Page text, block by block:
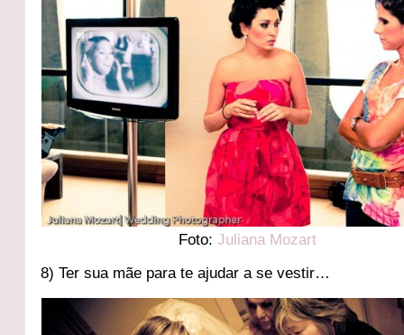
Foto:Juliana Mozart
8) Ter sua mãe para te ajudar a se vestir…